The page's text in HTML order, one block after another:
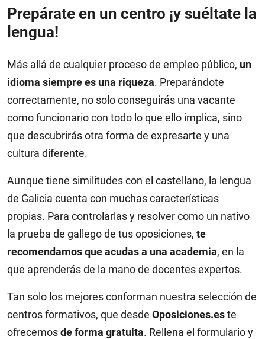
Prepárate en un centro ¡y suéltate la
lengua!
Más allá de cualquier proceso de empleo público, un
idioma siempre es una riqueza. Preparándote
correctamente, no solo conseguirás una vacante
como funcionario con todo lo que ello implica, sino
que descubrirás otra forma de expresarte y una
cultura diferente.
Aunque tiene similitudes con el castellano, la lengua
de Galicia cuenta con muchas características
propias. Para controlarlas y resolver como un nativo
la prueba de gallego de tus oposiciones, te
recomendamos que acudas a una academia, en la
que aprenderás de la mano de docentes expertos.
Tan solo los mejores conforman nuestra selección de
centros formativos, que desde Oposiciones.este
ofrecemosde forma gratuita. Rellena el formulario y